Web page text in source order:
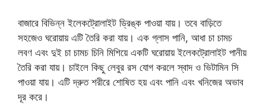
বাজারে বিভিন্ন ইলেকট্রোলাইট ড্রিঙ্ক পাওয়া যায়। তবে বাড়িতে
সহজেও ঘরোয়ায় এটি তৈরি করা যায়। এক গ্লাস পানি, আধা চা চামচ
লবণ এবং দুই চা চামচ চিনি মিশিয়ে একটি ঘরোয়ায় ইলেকট্রোলাইট পানীয়
তৈরি করা যায়। চাইলে কিছু লেবুর রস যোগ করলে স্বাদ ও ভিটামিন সি
পাওয়া যায়। এটি দ্রুত শরীরে শোষিত হয় এবং পানি এবং খনিজের অভাব
দূর করে।